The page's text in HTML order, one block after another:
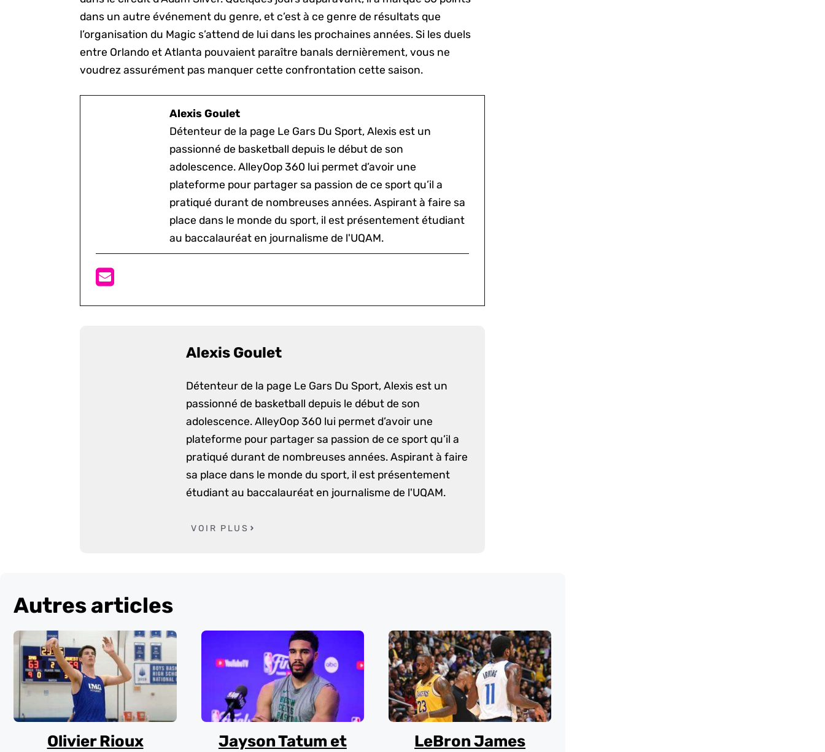
dans un autre événement du genre, et c’est à ce genre de résultats que
l’organisation du Magic s’attend de lui dans les prochaines années. Si les duels
entre Orlando et Atlanta pouvaient paraître banals dernièrement, vous ne
voudrez assurément pas manquer cette confrontation cette saison.
Alexis Goulet
Détenteur de la page Le Gars Du Sport, Alexis est un
passionné de basketball depuis le début de son
adolescence. AlleyOop 360 lui permet d’avoir une
plateforme pour partager sa passion de ce sport qu’il a
pratiqué durant de nombreuses années. Aspirant à faire sa
place dans le monde du sport, il est présentement étudiant
au baccalauréat en journalisme de l'UQAM.
Alexis Goulet
Détenteur de la page Le Gars Du Sport, Alexis est un
passionné de basketball depuis le début de son
adolescence. AlleyOop 360 lui permet d’avoir une
plateforme pour partager sa passion de ce sport qu’il a
pratiqué durant de nombreuses années. Aspirant à faire
sa place dans le monde du sport, il est présentement
étudiant au baccalauréat en journalisme de l'UQAM.
VOIR PLUS
Autres articles
Olivier Rioux
Jayson Tatum et
LeBron James